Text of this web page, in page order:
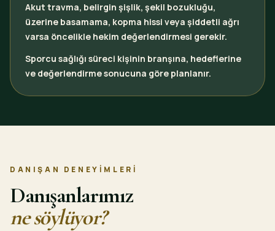
Akut travma, belirgin şişlik, şekil bozukluğu,
üzerine basamama, kopma hissi veya şiddetli ağrı
varsa öncelikle hekim değerlendirmesi gerekir.
Sporcu sağlığı süreci kişinin branşına, hedeflerine
ve değerlendirme sonucuna göre planlanır.
DANIŞAN DENEYIMLERI
Danışanlarımız
ne söylüyor?